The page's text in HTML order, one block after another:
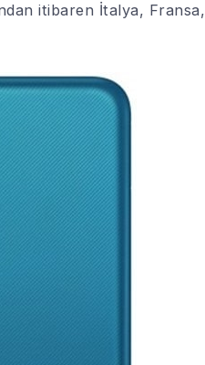
itibaren İtalya, Fransa,